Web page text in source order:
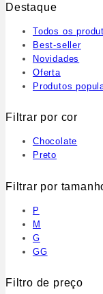
Destaque
Todos os
Best-seller
Novidades
Oferta
Produtos
Filtrar por cor
Chocolate
Preto
Filtrar por
P
M
G
GG
Filtro de preço